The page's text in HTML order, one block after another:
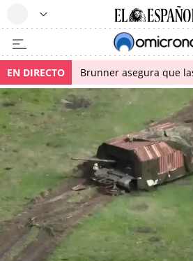
EN DIRECTO Brunner asegura que